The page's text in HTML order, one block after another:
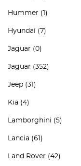
Hummer (1)
Hyundai (7)
Jaguar (0)
Jaguar (352)
Jeep (31)
Kia (4)
Lamborghini (5)
Lancia (61)
Land Rover (42)